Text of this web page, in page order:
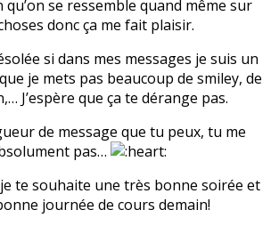
qu’on se ressemble quand même sur
donc ça me fait plaisir.
si dans mes messages je suis un
je mets pas beaucoup de smiley, de
J’espère que ça te dérange pas.
de message que tu peux, tu me
pas…
te souhaite une très bonne soirée et
journée de cours demain!